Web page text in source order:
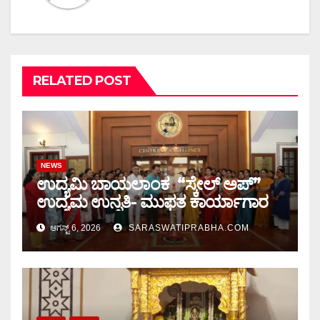
RELATED POST
NEWS
ಉದ್ಯಮಿ ಬಾಯಲಾಂಕ “ಸ್ಕೇಲ್ ಅಪ್”
ಉದ್ಯಮ ಉನ್ನತಿ- ಮುಫತ ಕಾರ್ಯಾಗಾರ
ಆಗಸ್ಟ್ 6, 2026 SARASWATIPRABHA.COM